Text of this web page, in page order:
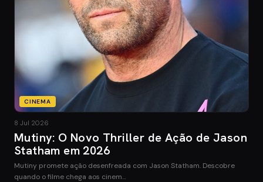
CINEMA
8 Jul 2026
Mutiny: O Novo Thriller de Ação de Jason
Statham em 2026
Mutiny promete ação desenfreada com Jason Statham. Descobre
quando o filme chega aos cinem…